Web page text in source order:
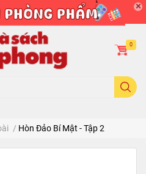
0
/ Hòn Đảo Bí Mật - Tập 2